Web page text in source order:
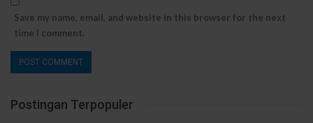
Save my name, email, and website in this browser for the next
time I comment.
Postingan Terpopuler